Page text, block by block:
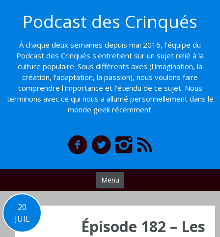
contenu
Podcast des Crinqués
À chaque deux semaines depuis mai 2016, l'équipe du
Podcast des Crinqués s'entretient sur un sujet relié à la
culture populaire. Sous différents axes (l'imagination, la
création, l'adaptation, la passion), nous voulons faire
comprendre l'importance et l'étendu de ce sujet. Nous
terminons avec ce qui nous a allumé personnellement dans le
monde geek récemment.
Menu
20
JUIL
Épisode 182 – Les